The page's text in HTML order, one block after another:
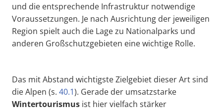
und die entsprechende Infrastruktur notwendige
Voraussetzungen. Je nach Ausrichtung der jeweiligen
Region spielt auch die Lage zu Nationalparks und
anderen Großschutzgebieten eine wichtige Rolle.
Das mit Abstand wichtigste Zielgebiet dieser Art sind
die Alpen (s. 40.1). Gerade der umsatzstarke
Wintertourismus ist hier vielfach stärker